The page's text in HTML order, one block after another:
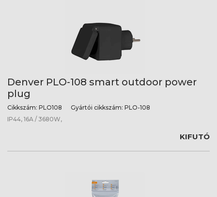
Denver PLO-108 smart outdoor power
plug
Cikkszám: PLO108 Gyártói cikkszám: PLO-108
IP44, 16A / 3680W,
KIFUTÓ